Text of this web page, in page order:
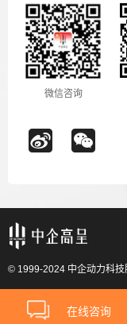
微信咨询
© 1999-2024 中企动力科
在线咨询